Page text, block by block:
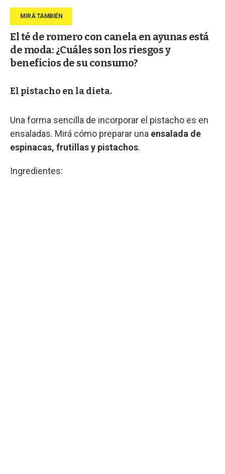
El té de romero con canela en ayunas está
de moda: ¿Cuáles son los riesgos y
beneficios de su consumo?
El pistacho en la dieta.
Una forma sencilla de incorporar el pistacho es en
ensaladas. Mirá cómo preparar una ensalada de
espinacas, frutillas y pistachos.
Ingredientes: